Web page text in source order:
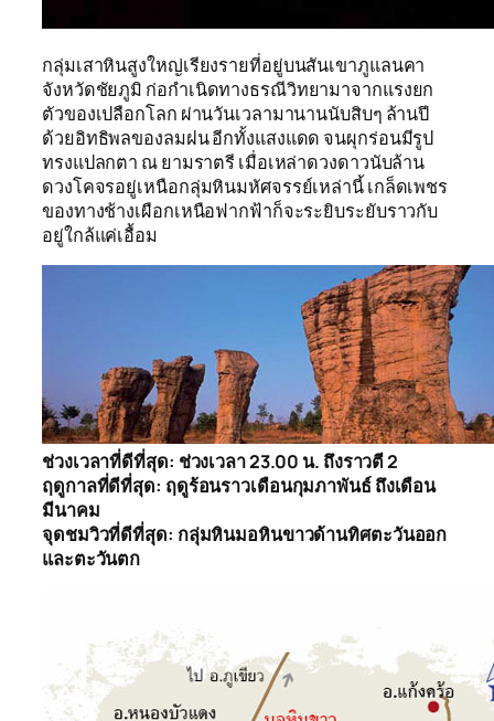
กลุ่มเสาหินสูงใหญ่เรียงรายที่อยู่บนสันเขาภูแลนคา
จังหวัดชัยภูมิ ก่อกำเนิดทางธรณีวิทยามาจากแรงยก
ตัวของเปลือกโลก ผ่านวันเวลามานานนับสิบๆ ล้านปี
ด้วยอิทธิพลของลมฝน อีกทั้งแสงแดด จนผุกร่อนมีรูป
ทรงแปลกตา ณ ยามราตรี เมื่อเหล่าดวงดาวนับล้าน
ดวงโคจรอยู่เหนือกลุ่มหินมหัศจรรย์เหล่านี้ เกล็ดเพชร
ของทางช้างเผือกเหนือฟากฟ้าก็จะระยิบระยับราวกับ
อยู่ใกล้แค่เอื้อม
ช่วงเวลาที่ดีที่สุด: ช่วงเวลา 23.00 น. ถึงราวตี 2
ฤดูกาลที่ดีที่สุด: ฤดูร้อนราวเดือนกุมภาพันธ์ ถึงเดือน
มีนาคม
จุดชมวิวที่ดีที่สุด: กลุ่มหินมอหินขาวด้านทิศตะวันออก
และตะวันตก